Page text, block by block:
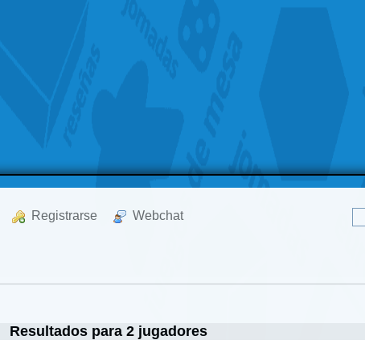
Registrarse Webchat
Resultados para 2 jugadores